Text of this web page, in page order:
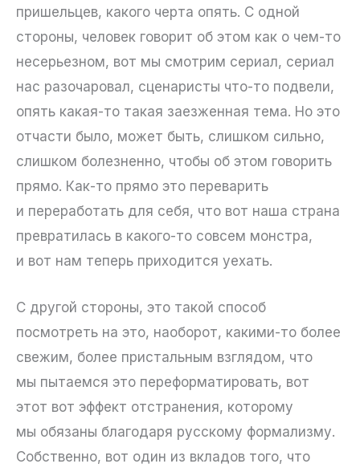
пришельцев, какого черта опять. С одной
стороны, человек говорит об этом как о чем-то
несерьезном, вот мы смотрим сериал, сериал
нас разочаровал, сценаристы что-то подвели,
опять какая-то такая заезженная тема. Но это
отчасти было, может быть, слишком сильно,
слишком болезненно, чтобы об этом говорить
прямо. Как-то прямо это переварить
и переработать для себя, что вот наша страна
превратилась в какого-то совсем монстра,
и вот нам теперь приходится уехать.
С другой стороны, это такой способ
посмотреть на это, наоборот, какими-то более
свежим, более пристальным взглядом, что
мы пытаемся это переформатировать, вот
этот вот эффект отстранения, которому
мы обязаны благодаря русскому формализму.
Собственно, вот один из вкладов того, что